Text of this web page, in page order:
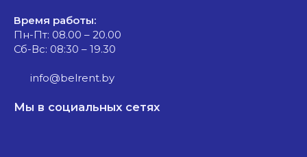
Время работы:
Пн-Пт: 08.00 – 20.00
Сб-Вс: 08:30 – 19.30
info@belrent.by
Мы в социальных сетях